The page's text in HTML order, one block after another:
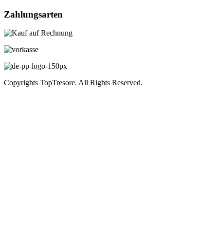
Zahlungsarten
Copyrights TopTresore. All Rights Reserved.